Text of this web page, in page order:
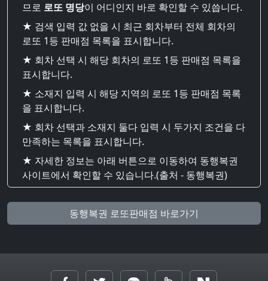
므로 로또 명당이 어디인지 바로 확인할 수 있씁니다.
★ 검색 입력 값 없을 시 최근 회차부터 전체 회차의
로또 1등 판매점 목록을 표시합니다.
★ 회차 선택 시 해당 회차의 로또 1등 판매점 목록을
표시합니다.
★ 소재지 입력 시 해당 지역의 로또 1등 판매점 목록
을 표시합니다.
★ 회차 선택과 소재지 둘다 입력 시 두가지 조건을 다
만족하는 목록을 표시합니다.
★ 자세한 정보는 아래 버튼으로 이동하여 동행복권
사이트에서 확인할 수 있습니다.(출처 - 동행복권)
동행복권 로또판매점 바로가기